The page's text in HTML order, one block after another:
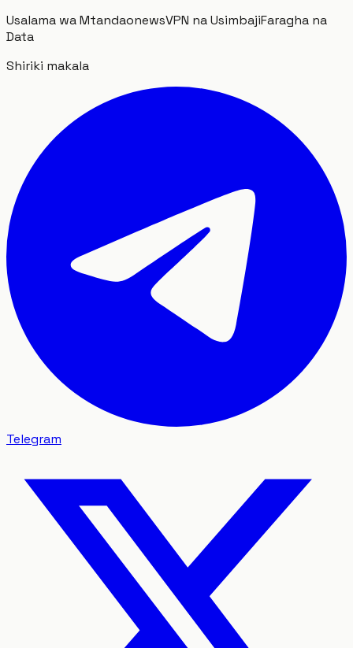
Usalama wa MtandaonewsVPN na UsimbajiFaragha na
Data
Shiriki makala
Telegram